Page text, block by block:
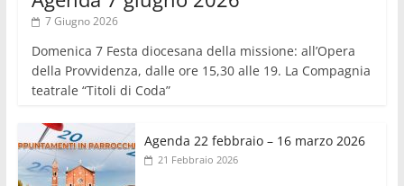
7 Giugno 2026
Domenica 7 Festa diocesana della missione: all’Opera
della Provvidenza, dalle ore 15,30 alle 19. La Compagnia
teatrale “Titoli di Coda”
Agenda 22 febbraio – 16 marzo 2026
21 Febbraio 2026